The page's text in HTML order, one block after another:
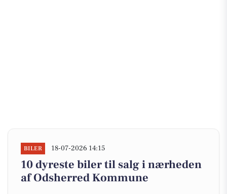
BILER 18-07-2026 14:15
10 dyreste biler til salg i nærheden
af Odsherred Kommune